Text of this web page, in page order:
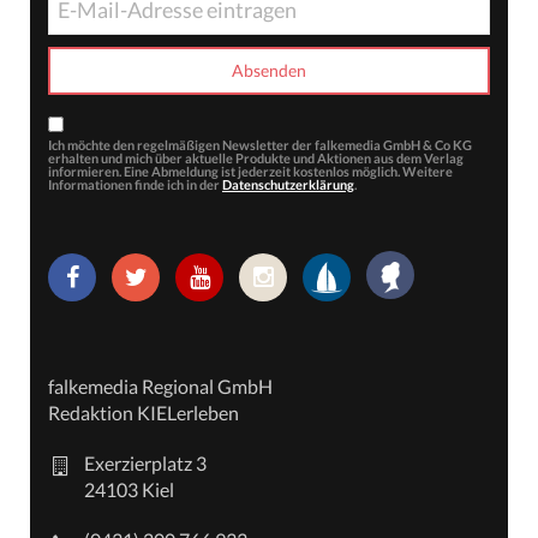
Ich möchte den regelmäßigen Newsletter der falkemedia GmbH & Co KG
erhalten und mich über aktuelle Produkte und Aktionen aus dem Verlag
informieren. Eine Abmeldung ist jederzeit kostenlos möglich. Weitere
Informationen finde ich in der Datenschutzerklärung.
falkemedia Regional GmbH
Redaktion KIELerleben
Exerzierplatz 3
24103 Kiel